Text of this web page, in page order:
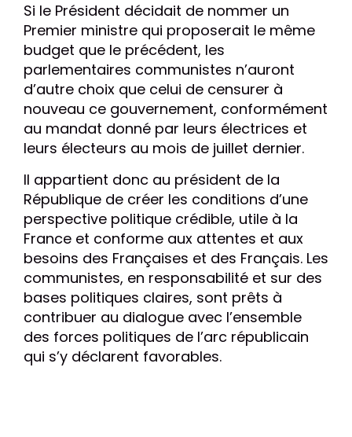
Si le Président décidait de nommer un
Premier ministre qui proposerait le même
budget que le précédent, les
parlementaires communistes n’auront
d’autre choix que celui de censurer à
nouveau ce gouvernement, conformément
au mandat donné par leurs électrices et
leurs électeurs au mois de juillet dernier.
Il appartient donc au président de la
République de créer les conditions d’une
perspective politique crédible, utile à la
France et conforme aux attentes et aux
besoins des Françaises et des Français. Les
communistes, en responsabilité et sur des
bases politiques claires, sont prêts à
contribuer au dialogue avec l’ensemble
des forces politiques de l’arc républicain
qui s’y déclarent favorables.